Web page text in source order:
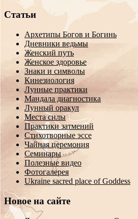
Статьи
Архетипы Богов и Богинь
Дневники ведьмы
Женский путь
Женское здоровье
Знаки и символы
Кинезиология
Лунные практики
Мандала диагностика
Лунный оракул
Места силы
Практики затмений
Стихотворные эссе
Чайная церемония
Семинары
Полезные видео
Фотогалерея
Ukraine sacred place of Goddess
Новое на сайте